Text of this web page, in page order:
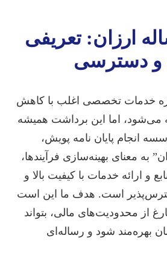
ارزان: تعریفی
و دسترسی
خدمات تخصصی اغلب با کاهش
می‌شود، اما این برداشت همیشه
انجام پایان نامه پویش،
به معنای بهینه‌سازی فرآیندها،
و ارائه خدمات با کیفیت بالا و
است. هدف ما این است
از محدودیت‌های مالی، بتواند
بهره‌مند شود و رساله‌ای